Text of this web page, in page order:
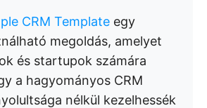
CRM Template egy
megoldás, amelyet
és startupok számára
a hagyományos CRM
nélkül kezelhessék